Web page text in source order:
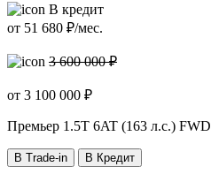
В кредит
от 51 680 ₽/мес.
3 600 000 ₽
от 3 100 000 ₽
Премьер 1.5T 6AT (163 л.с.) FWD
В Trade-in В Кредит